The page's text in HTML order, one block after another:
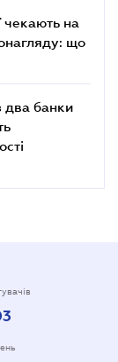
чекають на
що
два банки